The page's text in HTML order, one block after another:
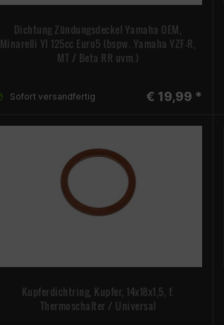
Dichtung Zündungsdeckel Yamaha OEM,
Minarelli YI 125cc Euro5 (bspw. Yamaha YZF-R,
MT / Beta RR uvm.)
Sofort versandfertig € 19,99 *
Kupferdichtring, Kupfer, 14x18x1,5, f.
Thermoschalter / Universal